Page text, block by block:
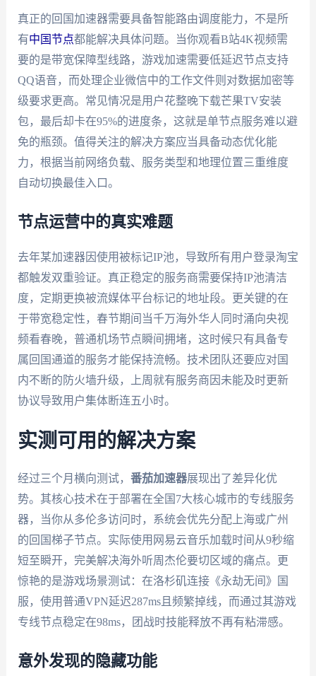
真正的回国加速器需要具备智能路由调度能力，不是所
有中国节点都能解决具体问题。当你观看B站4K视频需
要的是带宽保障型线路，游戏加速需要低延迟节点支持
QQ语音，而处理企业微信中的工作文件则对数据加密等
级要求更高。常见情况是用户花整晚下载芒果TV安装
包，最后却卡在95%的进度条，这就是单节点服务难以避
免的瓶颈。值得关注的解决方案应当具备动态优化能
力，根据当前网络负载、服务类型和地理位置三重维度
自动切换最佳入口。
节点运营中的真实难题
去年某加速器因使用被标记IP池，导致所有用户登录淘宝
都触发双重验证。真正稳定的服务商需要保持IP池清洁
度，定期更换被流媒体平台标记的地址段。更关键的在
于带宽稳定性，春节期间当千万海外华人同时涌向央视
频看春晚，普通机场节点瞬间拥堵，这时候只有具备专
属回国通道的服务才能保持流畅。技术团队还要应对国
内不断的防火墙升级，上周就有服务商因未能及时更新
协议导致用户集体断连五小时。
实测可用的解决方案
经过三个月横向测试， 番茄加速器展现出了差异化优
势。其核心技术在于部署在全国7大核心城市的专线服务
器，当你从多伦多访问时，系统会优先分配上海或广州
的回国梯子节点。实际使用网易云音乐加载时间从9秒缩
短至瞬开，完美解决海外听周杰伦要切区域的痛点。更
惊艳的是游戏场景测试：在洛杉矶连接《永劫无间》国
服，使用普通VPN延迟287ms且频繁掉线，而通过其游戏
专线节点稳定在98ms，团战时技能释放不再有粘滞感。
意外发现的隐藏功能